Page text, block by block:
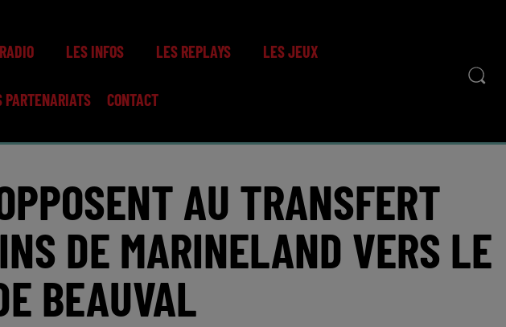
LES INFOS LES REPLAYS LES JEUX
PARTENARIATS CONTACT
AU TRANSFERT
DE MARINELAND VERS LE
BEAUVAL